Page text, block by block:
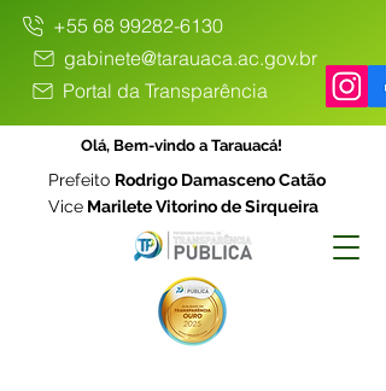
+55 68 99282-6130
gabinete@tarauaca.ac.gov.br
Portal da Transparência
Olá, Bem-vindo a Tarauacá!
Prefeito Rodrigo Damasceno Catão
Vice Marilete Vitorino de Sirqueira